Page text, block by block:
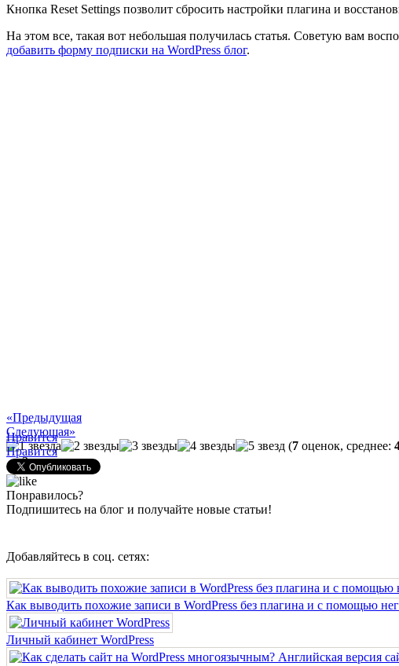
Кнопка Reset Settings позволит сбросить настройки плагина и
На этом все, такая вот небольшая получилась статья. Советую вам
добавить форму подписки на WordPress блог.
«Предыдущая
Следующая»
(7 оценок, среднее:
Загрузка...
Нравится
Нравится
Понравилось?
Подпишитесь на блог и получайте новые статьи!
Добавляйтесь в соц. сетях:
Как выводить похожие записи в WordPress без плагина и с помощью
Личный кабинет WordPress